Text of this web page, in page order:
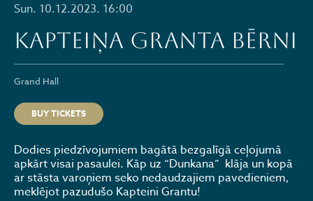
Sun. 10.12.2023. 16:00
KAPTEIŅA GRANTA BĒRNI
Grand Hall
BUY TICKETS
Dodies piedzīvojumiem bagātā bezgalīgā ceļojumā
apkārt visai pasaulei. Kāp uz “Dunkana” klāja un kopā
ar stāsta varoņiem seko nedaudzajiem pavedieniem,
meklējot pazudušo Kapteini Grantu!